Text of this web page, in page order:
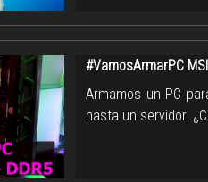
#VamosArmarPC
Armamos un PC
hasta un servidor.